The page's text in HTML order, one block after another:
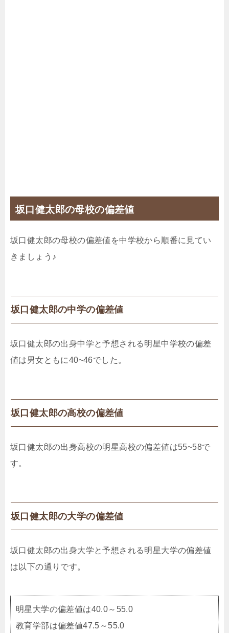
坂口健太郎の母校の偏差値
坂口健太郎の母校の偏差値を中学校から順番に見てい
きましょう♪
坂口健太郎の中学の偏差値
坂口健太郎の出身中学と予想される明星中学校の偏差
値は男女ともに40~46でした。
坂口健太郎の高校の偏差値
坂口健太郎の出身高校の明星高校の偏差値は55~58で
す。
坂口健太郎の大学の偏差値
坂口健太郎の出身大学と予想される明星大学の偏差値
は以下の通りです。
明星大学の偏差値は40.0～55.0
教育学部は偏差値47.5～55.0